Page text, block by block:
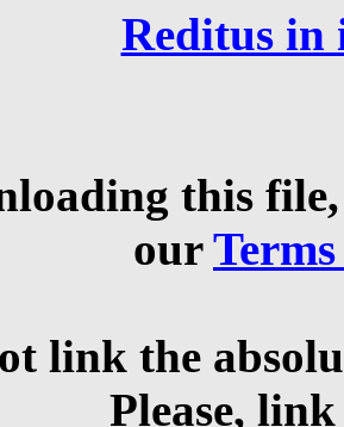
Reditus in
this
our
link the
Please,